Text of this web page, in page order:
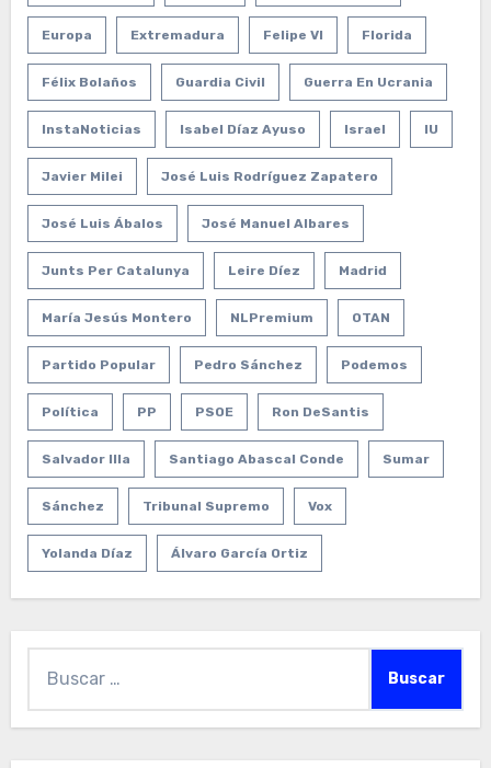
Europa Extremadura Felipe VI Florida
Félix Bolaños Guardia Civil Guerra En Ucrania
InstaNoticias Isabel Díaz Ayuso Israel IU
Javier Milei José Luis Rodríguez Zapatero
José Luis Ábalos José Manuel Albares
Junts Per Catalunya Leire Díez Madrid
María Jesús Montero NLPremium OTAN
Partido Popular Pedro Sánchez Podemos
Política PP PSOE Ron DeSantis
Salvador Illa Santiago Abascal Conde Sumar
Sánchez Tribunal Supremo Vox
Yolanda Díaz Álvaro García Ortiz